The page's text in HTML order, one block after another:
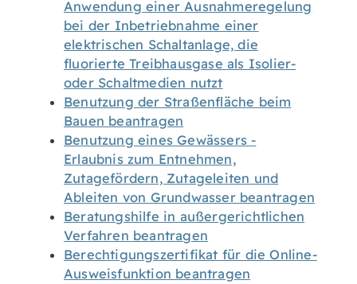
Anwendung einer Ausnahmeregelung
bei der Inbetriebnahme einer
elektrischen Schaltanlage, die
fluorierte Treibhausgase als Isolier-
oder Schaltmedien nutzt
Benutzung der Straßenfläche beim
Bauen beantragen
Benutzung eines Gewässers -
Erlaubnis zum Entnehmen,
Zutagefördern, Zutageleiten und
Ableiten von Grundwasser beantragen
Beratungshilfe in außergerichtlichen
Verfahren beantragen
Berechtigungszertifikat für die Online-
Ausweisfunktion beantragen